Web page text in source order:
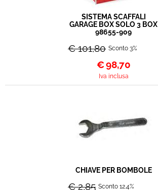
SISTEMA SCAFFALI
GARAGE BOX SOLO 3 BOX
98655-909
€ 101,80 Sconto 3%
€98,70
Iva inclusa
CHIAVE PER BOMBOLE
€ 2,85 Sconto 12.4%